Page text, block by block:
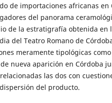
de importaciones africanas en
del panorama
de la estratigrafía obtenida en
del Teatro Romano de
meramente tipológicas como
nueva aparición en Córdoba
las dos con
del producto.